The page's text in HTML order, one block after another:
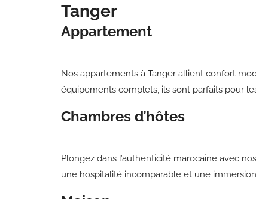
Tanger
Appartement
Nos appartements à Tanger allient confort
équipements complets, ils sont parfaits pour
Chambres d’hôtes
Plongez dans l’authenticité marocaine avec
une hospitalité incomparable et une